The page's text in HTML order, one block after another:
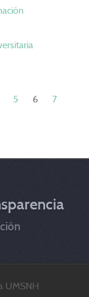
5 6
7
UMSNH